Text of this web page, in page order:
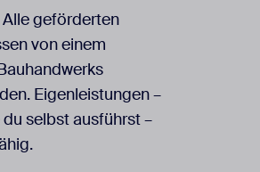
Alle geförderten
von einem
Eigenleistungen –
selbst ausführst –